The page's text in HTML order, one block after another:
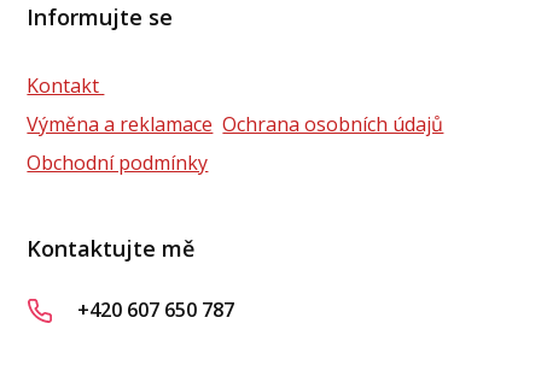
Informujte se
Kontakt
Výměna a reklamace Ochrana osobních údajů
Obchodní podmínky
Kontaktujte mě
+420 607 650 787